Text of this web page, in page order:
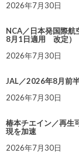
2026年7月30日
NCA／日本発国際
8月1日適用 改定）
2026年7月30日
JAL／2026年8月前
2026年7月30日
椿本チエイン／再生
現を加速
2026年7月30日